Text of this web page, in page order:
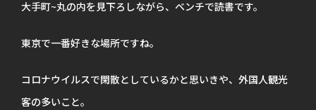
大手町~丸の内を見下ろしながら、ベンチで読書です。
東京で一番好きな場所ですね。
コロナウイルスで閑散としているかと思いきや、外国人観光
客の多いこと。